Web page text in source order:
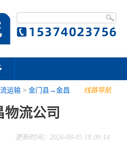
线路导航
运输 >金门县→金昌
物流公司
更新时间：2026-08-05 18:09:14